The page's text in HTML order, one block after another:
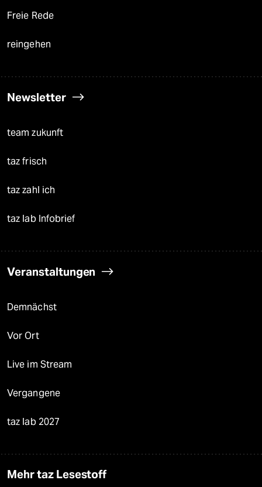
Freie Rede
reingehen
Newsletter
team zukunft
taz frisch
taz zahl ich
taz lab Infobrief
Veranstaltungen
Demnächst
Vor Ort
Live im Stream
Vergangene
taz lab 2027
Mehr taz Lesestoff